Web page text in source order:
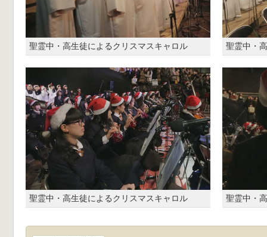
聖霊中・高生徒によるクリスマスキャロル 聖霊中・
聖霊中・高生徒によるクリスマスキャロル 聖霊中・